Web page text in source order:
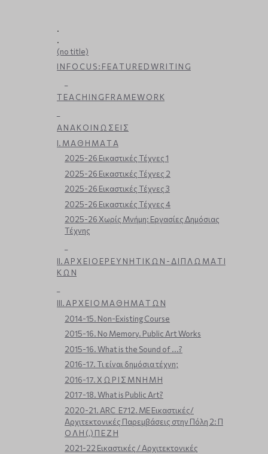
.
.
(no title)
I N F O C U S : F E A T U R E D W R I T I N G
T E A C H I N G F R A M E W O R K
Α Ν Α Κ Ο Ι Ν Ω Σ Ε Ι Σ
Ι. Μ Α Θ Η Μ Α Τ Α
2025-26 Εικαστικές Τέχνες 1
2025-26 Εικαστικές Τέχνες 2
2025-26 Εικαστικές Τέχνες 3
2025-26 Εικαστικές Τέχνες 4
2025-26 Χωρίς Μνήμη: Εργασίες Δημόσιας
Τέχνης
ΙΙ. Α Ρ Χ Ε Ι Ο Ε Ρ Ε Υ Ν Η Τ Ι Κ Ω Ν - Δ Ι Π Λ Ω Μ Α Τ Ι
Κ Ω Ν
ΙΙΙ. Α Ρ Χ Ε Ι Ο Μ Α Θ Η Μ Α Τ Ω Ν
2014-15. Non-Existing Course
2015-16. No Memory. Public Art Works
2015-16. What is the Sound of ...?
2016-17. Τι είναι δημόσια τέχνη;
2016-17. Χ Ω Ρ Ι Σ Μ Ν Η Μ Η
2017-18. What is Public Art?
2020-21. ARC_E712. ΜΕ Εικαστικές/
Αρχιτεκτονικές Παρεμβάσεις στην Πόλη 2: Π
Ο Λ Η (,) Π Ε Ζ Η
2021-22 Εικαστικές / Αρχιτεκτονικές